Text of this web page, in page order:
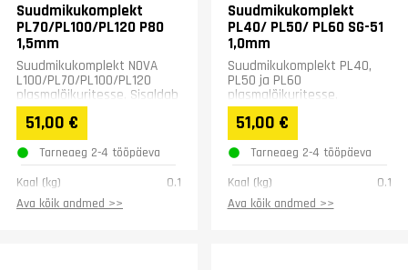
Suudmikukomplekt
PL70/PL100/PL120 P80
1,5mm
Suudmikukomplekt NOVA
L100/PL70/PL100/PL120
plasmalõikuritesse. Sisaldab
5 elektroodi ja 5 suudmikku
ning 2 isolaatorhülssi.
51,00 €
Tarneaeg 2-4 tööpäeva
Kaal (kg)
0.1
Ava kõik andmed >>
Suudmikukomplekt
PL40/ PL50/ PL60 SG-51
1,0mm
Suudmikukomplekt PL40,
PL50 ja PL60
plasmalõikuritesse.
Sisaldab10 suudmikku ja 10
elektroodi ning 3
isoleerrõngast ja 2...
51,00 €
Tarneaeg 2-4 tööpäeva
Kaal (kg)
0.1
Ava kõik andmed >>